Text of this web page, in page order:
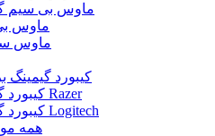
ماوس بی سیم
ماوس
ماوس
کیبورد گیمینگ
کیبورد گیمینگ Razer
کیبورد گیمینگ Logitech
همه